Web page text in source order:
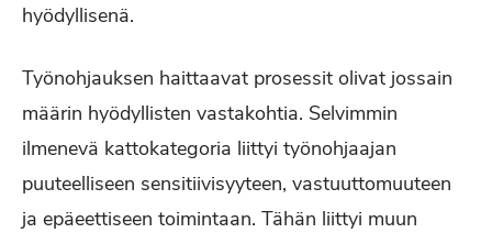
hyödyllisenä.
Työnohjauksen haittaavat prosessit olivat jossain
määrin hyödyllisten vastakohtia. Selvimmin
ilmenevä kattokategoria liittyi työnohjaajan
puuteelliseen sensitiivisyyteen, vastuuttomuuteen
ja epäeettiseen toimintaan. Tähän liittyi muun